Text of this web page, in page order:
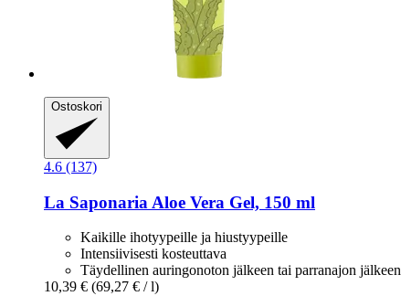
Ostoskori
4.6 (137)
La Saponaria Aloe Vera Gel, 150 ml
Kaikille ihotyypeille ja hiustyypeille
Intensiivisesti kosteuttava
Täydellinen auringonoton jälkeen tai parranajon jälkeen
10,39 € (69,27 € / l)